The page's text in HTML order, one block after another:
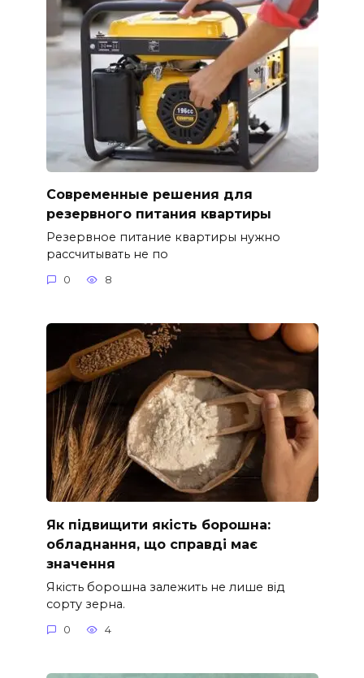
Современные решения для
резервного питания квартиры
Резервное питание квартиры нужно
рассчитывать не по
0 8
Як підвищити якість борошна:
обладнання, що справді має
значення
Якість борошна залежить не лише від
сорту зерна.
0 4